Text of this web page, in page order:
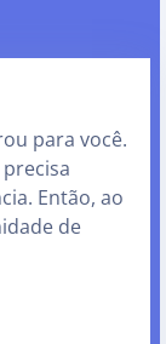
para você.
Então, ao
de